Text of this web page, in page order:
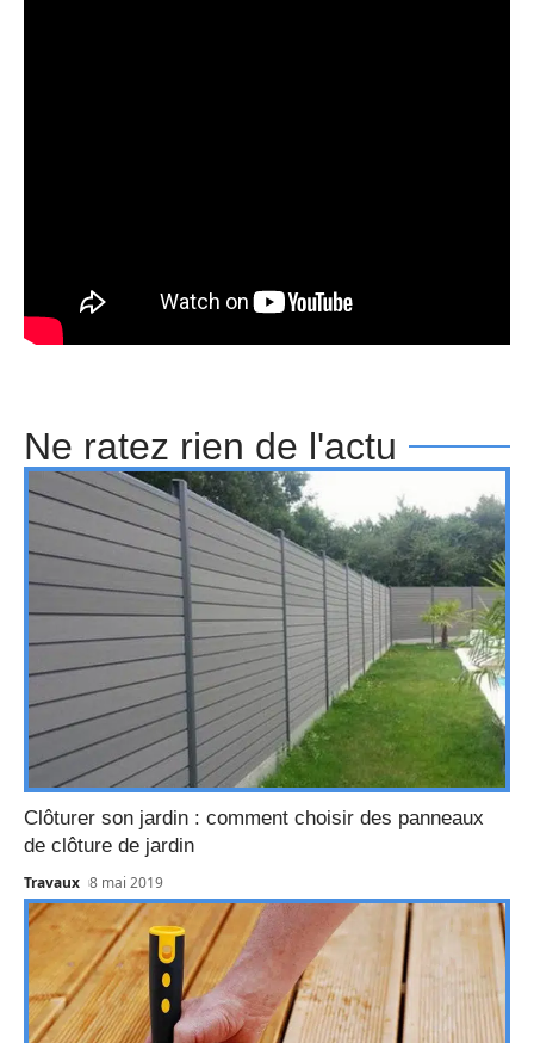
Ne ratez rien de l'actu
Clôturer son jardin : comment choisir des panneaux
de clôture de jardin
Travaux 8 mai 2019